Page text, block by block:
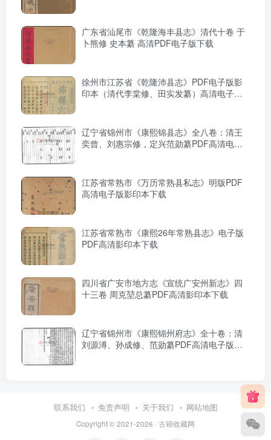
广东省汕尾市《乾隆海丰县志》清代十卷 于
卜熊修 史本纂 高清PDF电子版下载
徐州市江苏省《乾隆沛县志》PDF电子版影
印本（清代李棠修、田实发纂）高清电子版
辽宁省锦州市《康熙锦县志》全八卷：清王
奕曾、刘惠宗修，定兴范勋纂PDF高清电子
江苏省常熟市《万历常熟县私志》明版PDF
高清电子版影印本下载
江苏省常熟市《康熙26年常熟县志》电子版
PDF高清影印本下载
四川省广安市地方志《宣统广安州新志》四
十三卷 周克堃总纂PDF高清影印本下载
辽宁省锦州市《康熙锦州府志》全十卷：清
刘源溥、孙成修、范勋纂PDF高清电子版影
联系我们 免责声明 关于我们 网站地图
Copyright © 2021-2026 · 古籍收藏网